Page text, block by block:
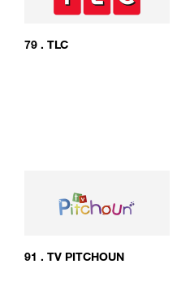
79 . TLC
91 . TV PITCHOUN